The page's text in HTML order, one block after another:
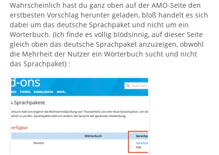
Wahrscheinlich hast du ganz oben auf der AMO-Seite den
erstbesten Vorschlag herunter geladen, bloß handelt es sich
dabei um das deutsche Sprachpaket und nicht um ein
Wörterbuch. (Ich finde es völlig blödsinnig, auf dieser Seite
gleich oben das deutsche Sprachpaket anzuzeigen, obwohl
die Mehrheit der Nutzer ein Wörterbuch sucht und nicht
das Sprachpaket) :